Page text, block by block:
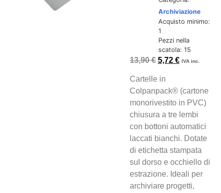
Archiviazione
Acquisto minimo:
1
Pezzi nella
scatola: 15
13,90€ 5,72 € IVA inc.
Cartelle in
Colpanpack® (cartone
monorivestito in PVC)
chiusura a tre lembi
con bottoni automatici
laccati bianchi. Dotate
di etichetta stampata
sul dorso e occhiello di
estrazione. Ideali per
archiviare progetti,